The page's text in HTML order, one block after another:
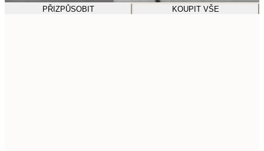
PŘIZPŮSOBIT KOUPIT VŠE